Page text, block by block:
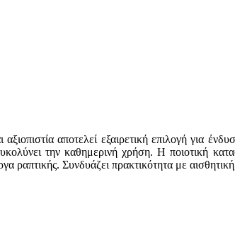
αποτελεί εξαιρετική επιλογή για
την καθημερινή χρήση. Η ποιοτική
ραπτικής. Συνδυάζει πρακτικότητα με